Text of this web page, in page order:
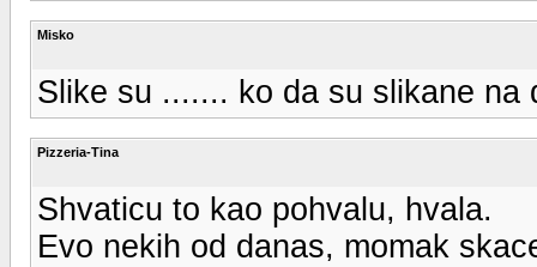
Misko
Slike su ....... ko da su slikane na
Pizzeria-Tina
Shvaticu to kao pohvalu, hvala.
Evo nekih od danas, momak